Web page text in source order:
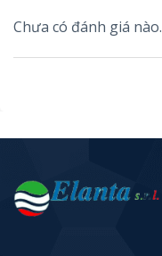
Chưa có đánh giá nào.